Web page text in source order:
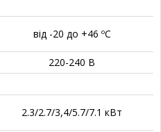
від -20 до +46 ºС
220-240 В
2.3/2.7/3,4/5.7/7.1 кВт